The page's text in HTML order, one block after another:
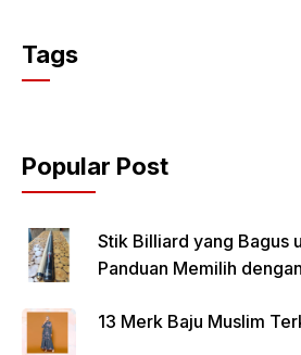
Tags
Popular Post
Stik Billiard yang Bagus
Panduan Memilih
13 Merk Baju Muslim